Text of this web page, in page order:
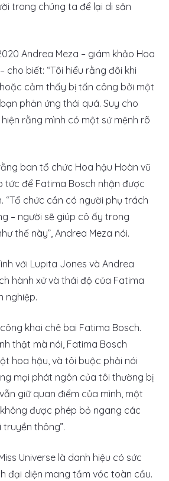
trong chúng ta để lại di sản
Andrea Meza – giám khảo Hoa
cho biết: “Tôi hiểu rằng đôi khi
cảm thấy bị tấn công bởi một
phản ứng thái quá. Suy cho
rằng mình có một sứ mệnh rõ
ban tổ chức Hoa hậu Hoàn vũ
tức để Fatima Bosch nhận được
“Tổ chức cần có người phụ trách
– người sẽ giúp cô ấy trong
thế này”, Andrea Meza nói.
với Lupita Jones và Andrea
hành xử và thái độ của Fatima
nghiệp.
khai chê bai Fatima Bosch.
thật mà nói, Fatima Bosch
hoa hậu, và tôi buộc phải nói
mọi phát ngôn của tôi thường bị
giữ quan điểm của mình, một
được phép bỏ ngang các
thông”.
Universe là danh hiệu có sức
đại diện mang tầm vóc toàn cầu.